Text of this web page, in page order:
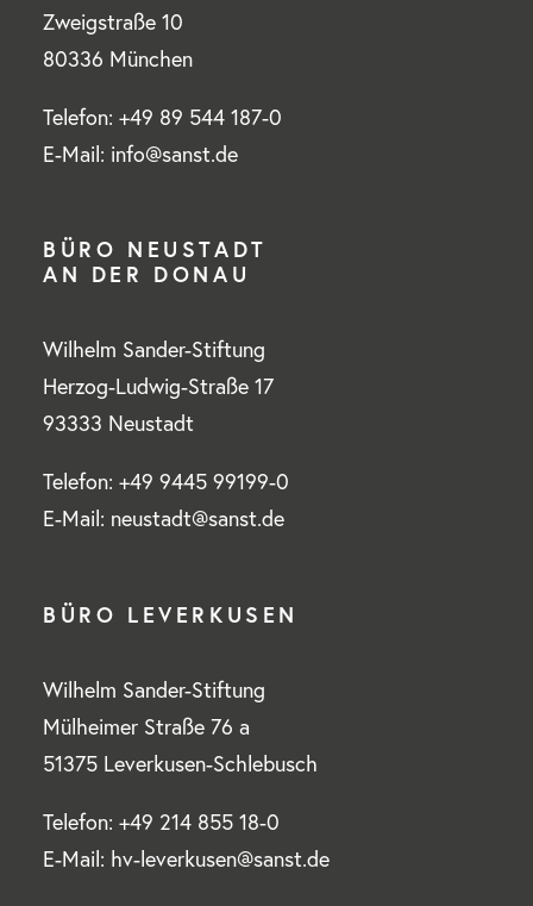
Zweigstraße 10
80336 München
Telefon: +49 89 544 187-0
E-Mail: info@sanst.de
BÜRO NEUSTADT
AN DER DONAU
Wilhelm Sander-Stiftung
Herzog-Ludwig-Straße 17
93333 Neustadt
Telefon: +49 9445 99199-0
E-Mail: neustadt@sanst.de
BÜRO LEVERKUSEN
Wilhelm Sander-Stiftung
Mülheimer Straße 76 a
51375 Leverkusen-Schlebusch
Telefon: +49 214 855 18-0
E-Mail: hv-leverkusen@sanst.de